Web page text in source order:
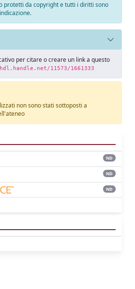
protetti da copyright e tutti i diritti sono
per citare o creare un link a questo
11573/1661333
non sono stati sottoposti a
ND
ND
ND